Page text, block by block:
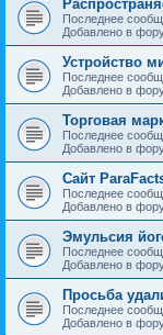
Последнее
Добавлено в
Устройство
Последнее
Добавлено в
Торговая
Последнее
Добавлено в
Сайт
Последнее
Добавлено в
Эмульсия
Последнее
Добавлено в
Просьба
Последнее
Добавлено в